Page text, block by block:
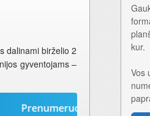
dalinami birželio 2
gyventojams –
Prenumeruokite „Mūsų žodį“
kur.
Vos